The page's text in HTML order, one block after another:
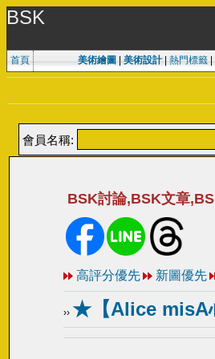
BSK
首頁 美術繪圖 美術設計| 熱門標籤|
會員名稱:
BSK討論,BSK文章
高評分優先 新圖優先
›› ★【Alice misA